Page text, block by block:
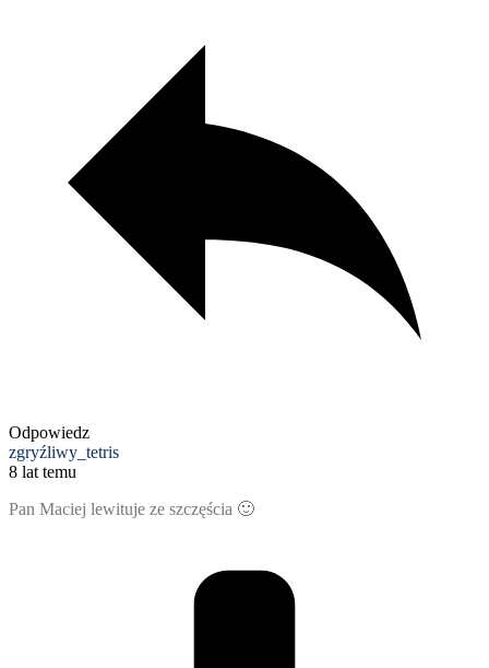
Odpowiedz
zgryźliwy_tetris
8 lat temu
Pan Maciej lewituje ze szczęścia 🙂